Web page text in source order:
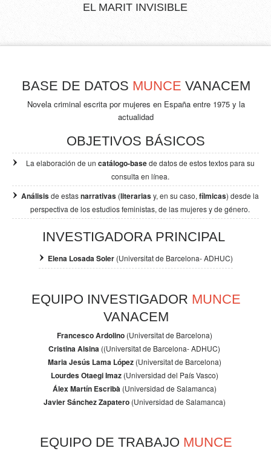
EL MARIT INVISIBLE
BASE DE DATOS MUNCE VANACEM
Novela criminal escrita por mujeres en España entre 1975 y la
actualidad
OBJETIVOS BÁSICOS
La elaboración de un catálogo-basede datos de estos textos para su
consulta en línea.
Análisisde estasnarrativas (literariasy, en su caso, fílmicas) desde la
perspectiva de losestudios feministas, de las mujeres y de género.
INVESTIGADORA PRINCIPAL
Elena Losada Soler (Universitat de Barcelona- ADHUC)
EQUIPO INVESTIGADOR MUNCE
VANACEM
Francesco Ardolino(Universitat de Barcelona)
Cristina Alsina ((Universitat de Barcelona- ADHUC)
Maria Jesús Lama López(Universitat de Barcelona)
Lourdes Otaegi Imaz(Universidad del País Vasco)
Álex Martín Escribà (Universidad de Salamanca)
Javier Sánchez Zapatero(Universidad de Salamanca)
EQUIPO DE TRABAJO MUNCE